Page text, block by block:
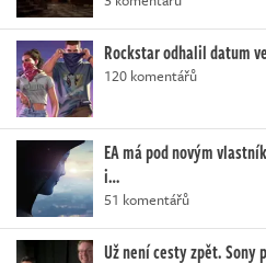
Rockstar odhalil datum
120 komentářů
EA má pod novým
i…
51 komentářů
Už není cesty zpět.